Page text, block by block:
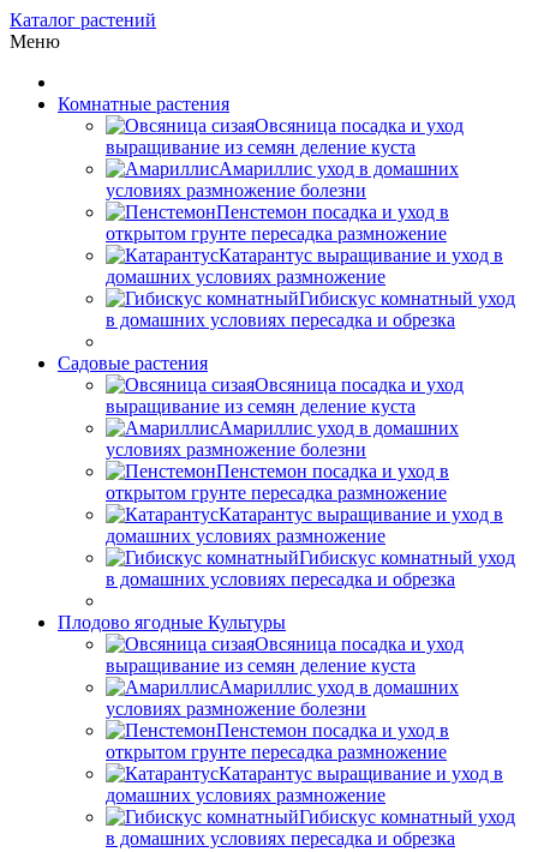
Каталог растений
Меню
Комнатные растения
Овсяница посадка и уход
выращивание из семян деление куста
Амариллис уход в домашних
условиях размножение болезни
Пенстемон посадка и уход в
открытом грунте пересадка размножение
Катарантус выращивание и уход в
домашних условиях размножение
Гибискус комнатный уход
в домашних условиях пересадка и обрезка
Садовые растения
Овсяница посадка и уход
выращивание из семян деление куста
Амариллис уход в домашних
условиях размножение болезни
Пенстемон посадка и уход в
открытом грунте пересадка размножение
Катарантус выращивание и уход в
домашних условиях размножение
Гибискус комнатный уход
в домашних условиях пересадка и обрезка
Плодово ягодные Культуры
Овсяница посадка и уход
выращивание из семян деление куста
Амариллис уход в домашних
условиях размножение болезни
Пенстемон посадка и уход в
открытом грунте пересадка размножение
Катарантус выращивание и уход в
домашних условиях размножение
Гибискус комнатный уход
в домашних условиях пересадка и обрезка